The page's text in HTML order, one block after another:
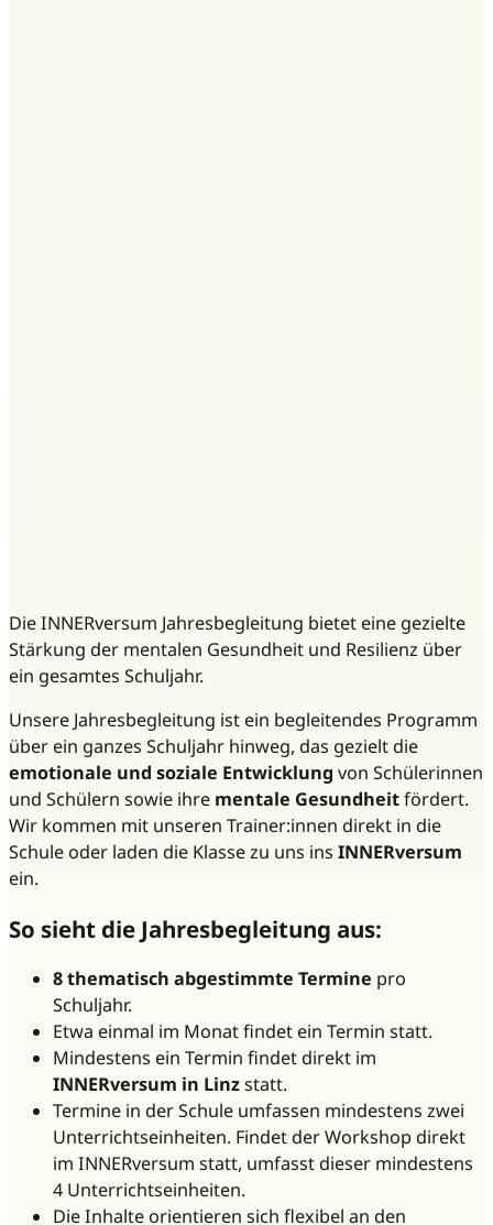
Die INNERversum Jahresbegleitung bietet eine gezielte
Stärkung der mentalen Gesundheit und Resilienz über
ein gesamtes Schuljahr.
Unsere Jahresbegleitung ist ein begleitendes Programm
über ein ganzes Schuljahr hinweg, das gezielt die
emotionale und soziale Entwicklung von Schülerinnen
und Schülern sowie ihre mentale Gesundheitfördert.
Wir kommen mit unseren Trainer:innen direkt in die
Schule oder laden die Klasse zu uns ins INNERversum
ein.
So sieht die Jahresbegleitung aus:
8 thematisch abgestimmte Termine pro
Schuljahr.
Etwa einmal im Monat findet ein Termin statt.
Mindestens ein Termin findet direkt im
INNERversum in Linzstatt.
Termine in der Schule umfassen mindestens zwei
Unterrichtseinheiten. Findet der Workshop direkt
im INNERversum statt, umfasst dieser mindestens
4 Unterrichtseinheiten.
Die Inhalte orientieren sich flexibel an den